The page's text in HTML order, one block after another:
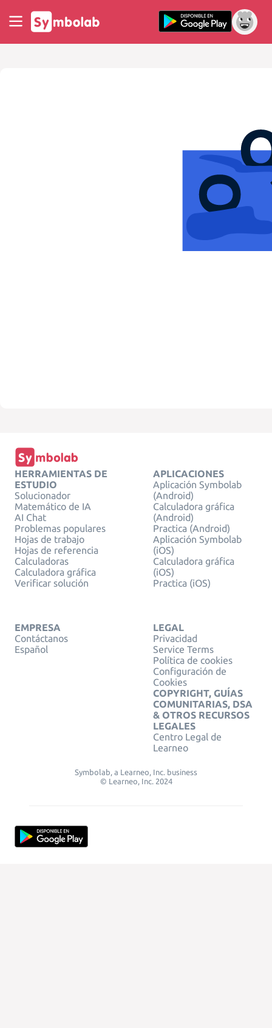
HERRAMIENTAS DE
ESTUDIO
Solucionador
Matemático de IA
AI Chat
Problemas populares
Hojas de trabajo
Hojas de referencia
Calculadoras
Calculadora gráfica
Verificar solución
APLICACIONES
Aplicación Symbolab
(Android)
Calculadora gráfica
(Android)
Practica (Android)
Aplicación Symbolab
(iOS)
Calculadora gráfica
(iOS)
Practica (iOS)
EMPRESA
Contáctanos
Español
LEGAL
Privacidad
Service Terms
Política de cookies
Configuración de
Cookies
COPYRIGHT, GUÍAS
COMUNITARIAS, DSA
& OTROS RECURSOS
LEGALES
Centro Legal de
Learneo
Symbolab, a Learneo, Inc. business
© Learneo, Inc. 2024